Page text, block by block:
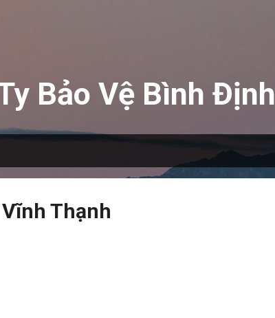
Bảo Vệ Bình Định
Thạnh